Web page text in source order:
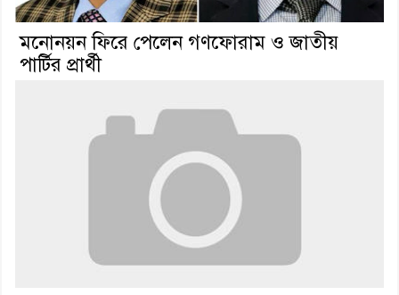
মনোনয়ন ফিরে পেলেন গণফোরাম ও জাতীয়
পার্টির প্রার্থী